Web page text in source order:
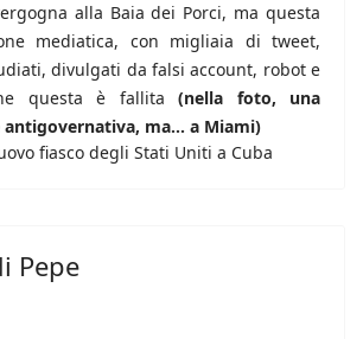
alla Baia dei Porci, ma questa
mediatica, con migliaia di tweet,
divulgati da falsi account, robot e
questa è fallita(nella foto, una
antigovernativa, ma... a Miami)
fiasco degli Stati Uniti a Cuba
Pepe